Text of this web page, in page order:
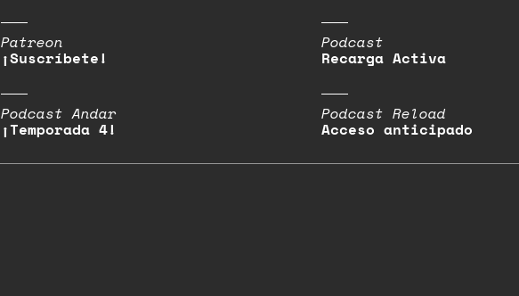
Patreon
¡Suscríbete!
Podcast
Recarga Activa
Podcast Andar
¡Temporada 4!
Podcast Reload
Acceso anticipado